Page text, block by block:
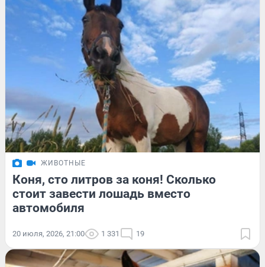
ЖИВОТНЫЕ
Коня, сто литров за коня! Сколько
стоит завести лошадь вместо
автомобиля
20 июля, 2026, 21:00 1 331 19